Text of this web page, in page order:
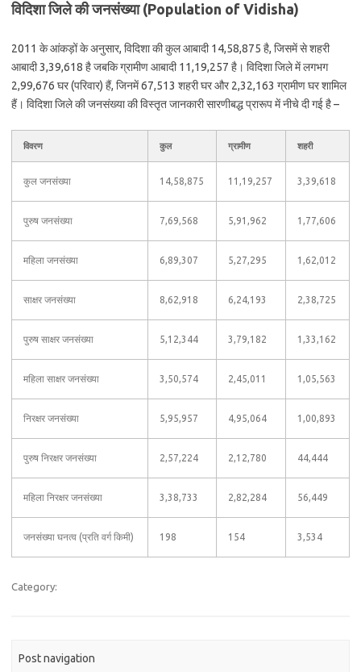
विदिशा जिले की जनसंख्या (Population of Vidisha)
2011 के आंकड़ों के अनुसार, विदिशा की कुल आबादी 14,58,875 है, जिसमें से शहरी
आबादी 3,39,618 है जबकि ग्रामीण आबादी 11,19,257 है। विदिशा जिले में लगभग
2,99,676 घर (परिवार) हैं, जिनमें 67,513 शहरी घर और 2,32,163 ग्रामीण घर शामिल
हैं। विदिशा जिले की जनसंख्या की विस्तृत जानकारी सारणीबद्ध प्रारूप में नीचे दी गई है –
विवरण कुल ग्रामीण शहरी
कुल जनसंख्या 14,58,875 11,19,257 3,39,618
पुरुष जनसंख्या 7,69,568 5,91,962 1,77,606
महिला जनसंख्या 6,89,307 5,27,295 1,62,012
साक्षर जनसंख्या 8,62,918 6,24,193 2,38,725
पुरुष साक्षर जनसंख्या 5,12,344 3,79,182 1,33,162
महिला साक्षर जनसंख्या 3,50,574 2,45,011 1,05,563
निरक्षर जनसंख्या 5,95,957 4,95,064 1,00,893
पुरुष निरक्षर जनसंख्या 2,57,224 2,12,780 44,444
महिला निरक्षर जनसंख्या 3,38,733 2,82,284 56,449
जनसंख्या घनत्व (प्रति वर्ग किमी) 198 154 3,534
Category:
Post navigation